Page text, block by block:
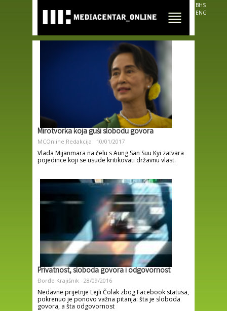
main
content
BHS
ENG
Mirotvorka koja guši slobodu govora
MCOnline Redakcija 10/01/2017
Vlada Mijanmara na čelu s Aung San Suu Kyi zatvara
pojedince koji se usude kritikovati državnu vlast.
Privatnost, sloboda govora i odgovornost
Đorđe Krajišnik 28/09/2016
Nedavne prijetnje Lejli Čolak zbog Facebook statusa,
pokrenuo je ponovo važna pitanja: šta je sloboda
govora, a šta odgovornost